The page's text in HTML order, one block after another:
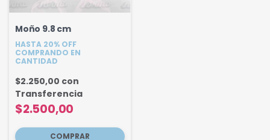
Moño 9.8 cm
HASTA 20% OFF
COMPRANDO EN
CANTIDAD
$2.500,00
$2.250,00 con
Transferencia